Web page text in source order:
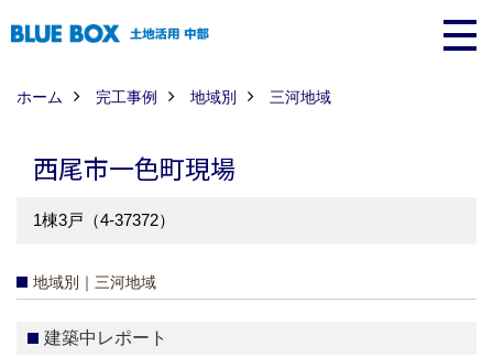
ホーム 完工事例 地域別 三河地域
西尾市一色町現場
1棟3戸（4-37372）
地域別｜三河地域
建築中レポート